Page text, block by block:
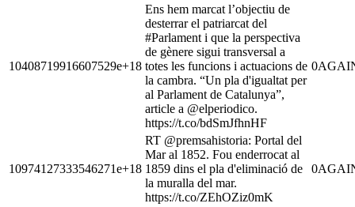
10408719916607529e+18
Ens hem marcat l’objectiu de
desterrar el patriarcat del
#Parlament i que la perspectiva
de gènere sigui transversal a
totes les funcions i actuacions de
la cambra. “Un pla d'igualtat per
al Parlament de Catalunya”,
article a @elperiodico.
https://t.co/bdSmJfhnHF
0
10974127333546271e+18
RT @premsahistoria: Portal del
Mar al 1852. Fou enderrocat al
1859 dins el pla d'eliminació de
la muralla del mar.
https://t.co/ZEhOZiz0mK
0